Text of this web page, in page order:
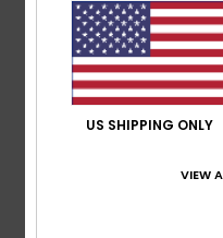
based on2 verified
100% of our
Comfort
5.0
US SHIPPING ONLY
VIEW